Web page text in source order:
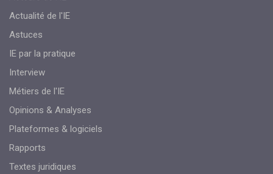
Actualité de l'IE
Astuces
IE par la pratique
Interview
Métiers de l'IE
Opinions & Analyses
Plateformes & logiciels
Rapports
Textes juridiques